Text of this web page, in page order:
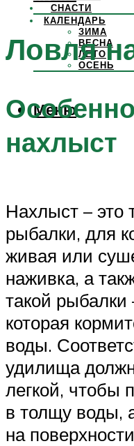
СНАСТИ
КАЛЕНДАРЬ
ЗИМА
ВЕСНА
ЛЕТО
ОСЕНЬ
Меню
Ловля
нахлыст
Нахлыст – это
рыбалки, для
живая или
наживка, а
такой
которая
воды.
удилища
легкой, чтобы
в толщу воды,
на